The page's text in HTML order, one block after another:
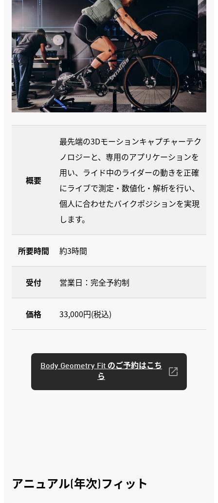
概要
最先端の3Dモーションキャプチャーテク
ノロジーと、専用のアプリケーションを
用い、ライド中のライダーの動きを正確
にライブで測定・数値化・解析を行い、
個人に合わせたバイクポジションを実現
します。
所要時間 約3時間
受付 営業日：完全予約制
価格 33,000円(税込)
Body Geometry Fit のご予約はこち
ら
アニュアル(年次)フィット